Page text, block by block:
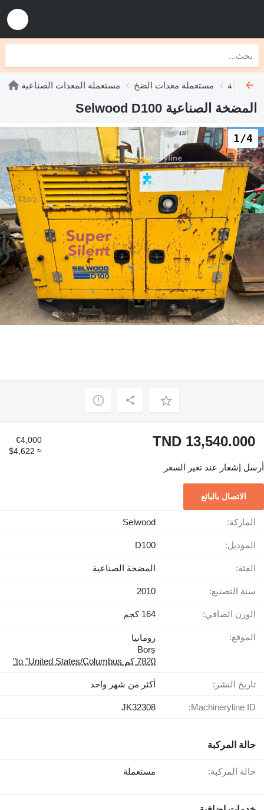
مستعملة المعدات الصناعية مستعملة معدات الضخ
المضخة الصناعية Selwood D100
1/4
TND 13,540.000
€4,000
≈ $4,622
أرسل إشعار عند تغير السعر
الاتصال بالبائع
الماركة: Selwood
الموديل: D100
الفئة: المضخة الصناعية
سنة التصنيع: 2010
الوزن الصافي: 164 كجم
الموقع:
رومانيا
Borș
7820 كم to "United States/Columbus"
تاريخ النشر: أكثر من شهر واحد
Machineryline ID:
JK32308
حالة المركبة
حالة المركبة: مستعملة